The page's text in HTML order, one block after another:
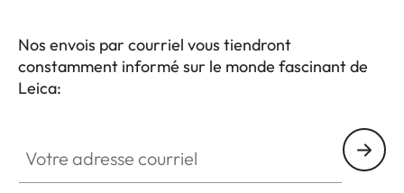
Nos envois par courriel vous tiendront
constamment informé sur le monde fascinant de
Leica: